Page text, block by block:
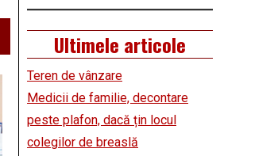
Ultimele articole
Teren de vânzare
Medicii de familie, decontare
peste plafon, dacă țin locul
colegilor de breaslă